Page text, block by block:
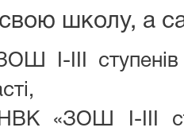
школу, а
І-ІІІ
НВК «ЗОШ І-ІІІ